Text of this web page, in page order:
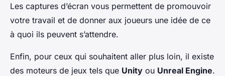
Les captures d’écran vous permettent de promouvoir
votre travail et de donner aux joueurs une idée de ce
à quoi ils peuvent s’attendre.
Enfin, pour ceux qui souhaitent aller plus loin, il existe
des moteurs de jeux tels que Unity ou Unreal Engine.